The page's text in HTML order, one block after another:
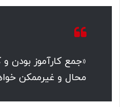
«جمع کارآموز بودن و
محال و غیرممکن